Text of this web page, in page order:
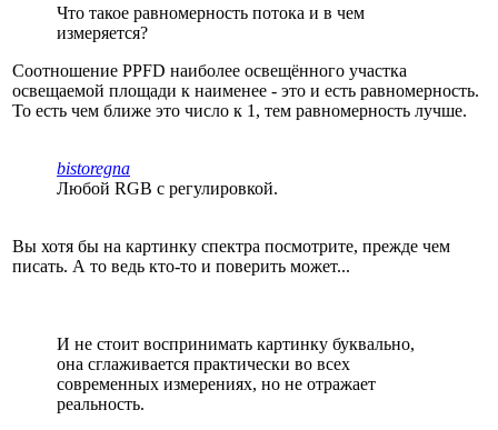
Что такое равномерность потока и в чем
измеряется?
Соотношение PPFD наиболее освещённого участка
освещаемой площади к наименее - это и есть равномерность.
То есть чем ближе это число к 1, тем равномерность лучше.
bistoregna
Любой RGB с регулировкой.
Вы хотя бы на картинку спектра посмотрите, прежде чем
писать. А то ведь кто-то и поверить может...
И не стоит воспринимать картинку буквально,
она сглаживается практически во всех
современных измерениях, но не отражает
реальность.